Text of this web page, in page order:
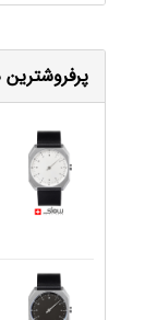
پرفروشترین